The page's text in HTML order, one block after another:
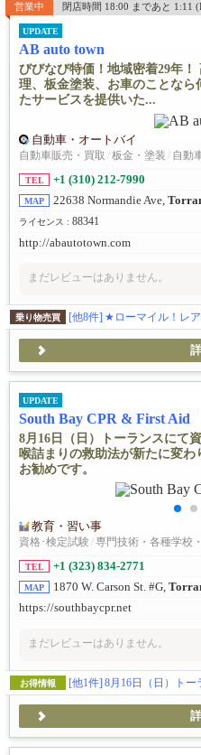
営業中 閉店時間 18:00 まであと 1:11
UPDATE
AB auto town
びびなび特価！地域密着29年
理、板金塗装、お車のことな
たサービスを提供いた...
自動車・オートバイ
自動車販売・買取 /板金・塗装 / 自動
TEL +1 (310) 212-7990
MAP 22638 Normandie Ave,
ライセンス : 88341
http://abautotown.com
まだレビューはありません。
乗り物売買 [他8件] ★ローマイル！レアコンディション中古
UPDATE
South Bay CPR & First Aid
8月16日（日）トーランスにて
喉詰まりの救助法が新たに変
お勧めです。
教育・習い事
資格･検定試験 /専門技術・各種学校
TEL +1 (323) 834-2771
MAP 1870 W. Carson St. #G,
https://southbaycpr.net
まだレビューはありません。
お得情報 [他1件] 8月16日（日）トーランスにて資格発行クラス